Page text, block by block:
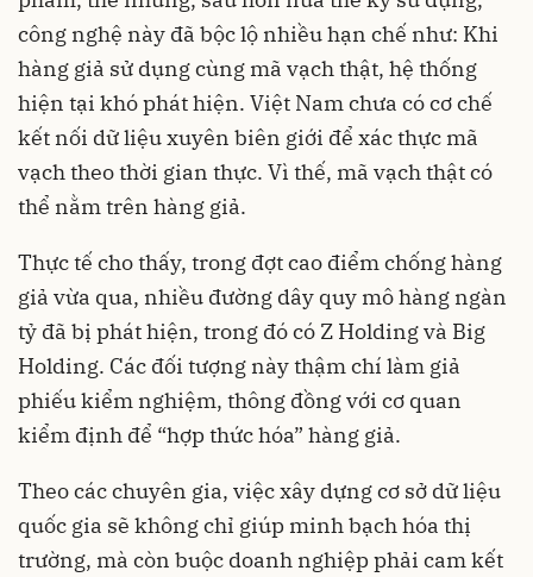
công nghệ này đã bộc lộ nhiều hạn chế như: Khi
hàng giả sử dụng cùng mã vạch thật, hệ thống
hiện tại khó phát hiện. Việt Nam chưa có cơ chế
kết nối dữ liệu xuyên biên giới để xác thực mã
vạch theo thời gian thực. Vì thế, mã vạch thật có
thể nằm trên hàng giả.
Thực tế cho thấy, trong đợt cao điểm chống hàng
giả vừa qua, nhiều đường dây quy mô hàng ngàn
tỷ đã bị phát hiện, trong đó có Z Holding và Big
Holding. Các đối tượng này thậm chí làm giả
phiếu kiểm nghiệm, thông đồng với cơ quan
kiểm định để “hợp thức hóa” hàng giả.
Theo các chuyên gia, việc xây dựng cơ sở dữ liệu
quốc gia sẽ không chỉ giúp minh bạch hóa thị
trường, mà còn buộc doanh nghiệp phải cam kết